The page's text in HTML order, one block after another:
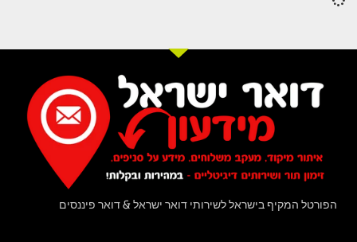
הפורטל המקיף בישראל לשירותי דואר ישראל & דואר פיננסים